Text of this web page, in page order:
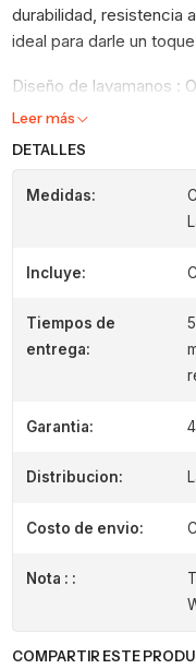
durabilidad, resistencia
ideal para darle un
Diseño de lavamanos :
Leer más
DETALLES
Medidas:
Incluye:
Tiempos de
entrega:
Garantia:
Distribucion:
Costo de envio:
Nota : :
COMPARTIR ESTE